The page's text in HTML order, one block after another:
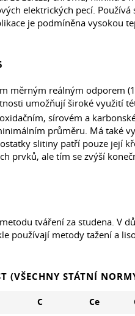
elektrických pecí.
je podmíněna vysokou
měrným reálným odporem
umožňují široké využití
sírovém a
průměru. Má také
slitiny patří pouze její
prvků, ale tím se zvýší
tváření za studena. V
používají metody tažení a
(VŠECHNY STÁTNÍ
C Ce